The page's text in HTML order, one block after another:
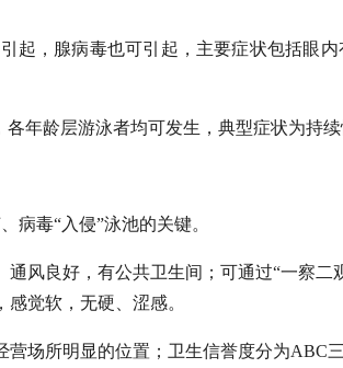
起，腺病毒也可引起，主要症状包括眼
年龄层游泳者均可发生，典型症状为持续
病毒“入侵”泳池的关键。
风良好，有公共卫生间；可通过“一察二
觉软，无硬、涩感。
场所明显的位置；卫生信誉度分为ABC